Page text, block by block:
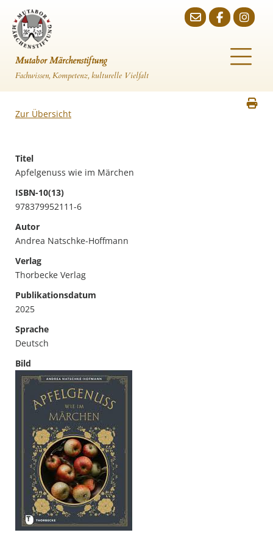
Mutabor Märchenstiftung
Fachwissen, Kompetenz, kulturelle Vielfalt
Zur Übersicht
Titel
Apfelgenuss wie im Märchen
ISBN-10(13)
978379952111-6
Autor
Andrea Natschke-Hoffmann
Verlag
Thorbecke Verlag
Publikationsdatum
2025
Sprache
Deutsch
Bild